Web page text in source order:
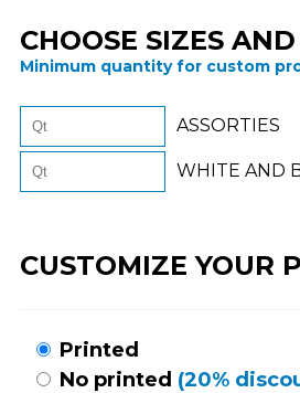
CHOOSE SIZES
Minimum quantity for custom
ASSORTIES
WHITE AND
CUSTOMIZE YOUR
Printed
No printed (20%